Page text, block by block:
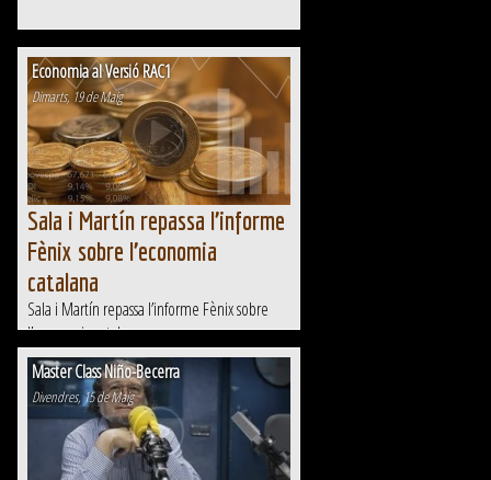
Economia al Versió RAC1
Dimarts, 19 de Maig
Sala i Martín repassa l’informe
Fènix sobre l’economia
catalana
Sala i Martín repassa l’informe Fènix sobre
l’economia catalana
Master Class Niño-Becerra
Divendres, 15 de Maig